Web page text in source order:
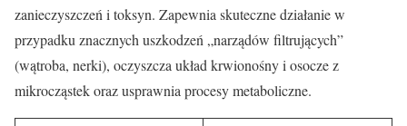
zanieczyszczeń i toksyn. Zapewnia skuteczne działanie w
przypadku znacznych uszkodzeń „narządów filtrujących”
(wątroba, nerki), oczyszcza układ krwionośny i osocze z
mikrocząstek oraz usprawnia procesy metaboliczne.